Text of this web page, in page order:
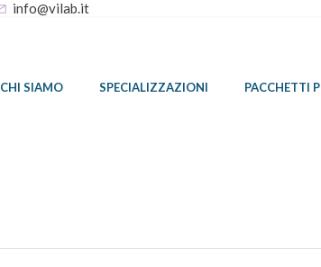
info@vilab.it
CHI SIAMO SPECIALIZZAZIONI PACCHETTI